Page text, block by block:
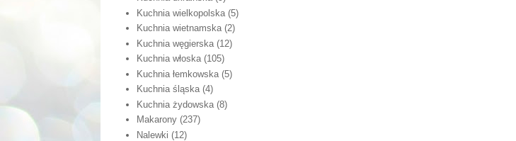
Kuchnia wielkopolska (5)
Kuchnia wietnamska (2)
Kuchnia węgierska (12)
Kuchnia włoska (105)
Kuchnia łemkowska (5)
Kuchnia śląska (4)
Kuchnia żydowska (8)
Makarony (237)
Nalewki (12)